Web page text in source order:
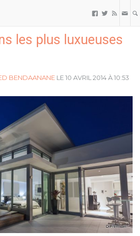
  
les plus luxueuses
BENDAANANE LE 10 AVRIL 2014 À 10:53